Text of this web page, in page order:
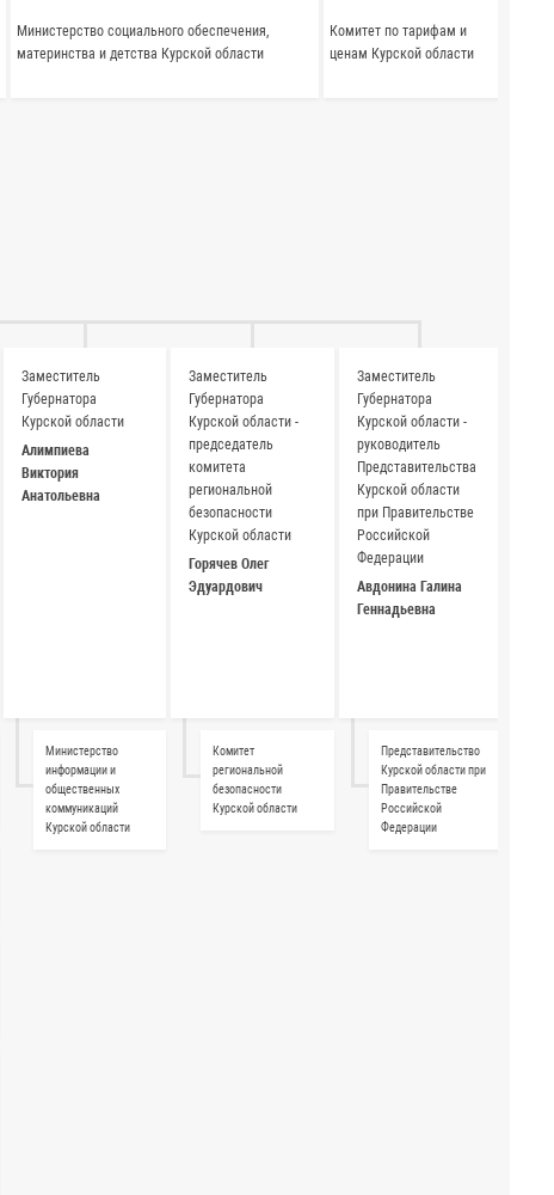
Заместитель
Губернатора
Курской области
Алимпиева
Виктория
Анатольевна
Министерство
информации и
общественных
коммуникаций
Курской области
Заместитель
Губернатора
Курской области -
председатель
комитета
региональной
безопасности
Курской области
Горячев Олег
Эдуардович
Комитет
региональной
безопасности
Курской области
Заместитель
Губернатора
Курской области -
руководитель
Представительства
Курской области
при Правительстве
Российской
Федерации
Авдонина Галина
Геннадьевна
Представительство
Курской области при
Правительстве
Российской
Федерации
Министерство социального обеспечения,
материнства и детства Курской области
Комитет по тарифам и
ценам Курской области